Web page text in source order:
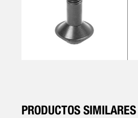
PRODUCTOS SIMILARES